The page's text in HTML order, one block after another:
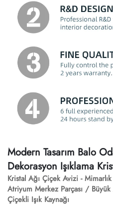
Modern Tasarım Balo
Dekorasyon Işıklama
Kristal Ağı Çiçek Avizi -
Atriyum Merkez Parçası /
Çiçekli Işık Kaynağı